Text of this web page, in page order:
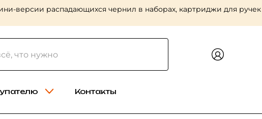
версии распадающихся чернил в наборах, картриджи для
Контакты